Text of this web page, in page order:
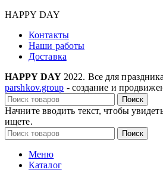
HAPPY DAY
Контакты
Наши работы
Доставка
HAPPY DAY 2022. Все для
parshkov.group - создание и
Поиск
Начните вводить текст, чтобы
ищете.
Поиск
Меню
Каталог